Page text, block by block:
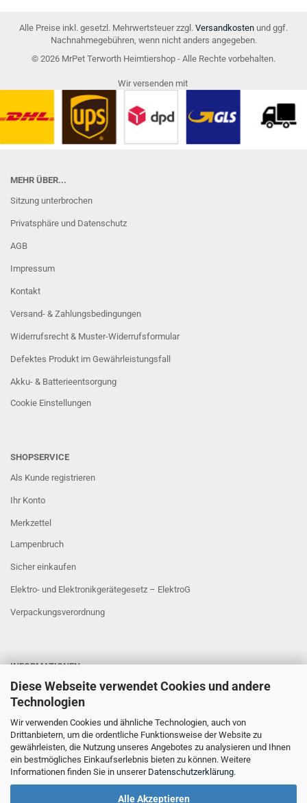
Diese Webseite verwendet Cookies und andere
Technologien
Wir verwenden Cookies und ähnliche Technologien, auch von
Drittanbietern, um die ordentliche Funktionsweise der Website zu
gewährleisten, die Nutzung unseres Angebotes zu analysieren und Ihnen
ein bestmögliches Einkaufserlebnis bieten zu können. Weitere
Informationen finden Sie in unserer Datenschutzerklärung.
Alle Akzeptieren
Alle Preise inkl. gesetzl. Mehrwertsteuer zzgl. Versandkosten und ggf.
Nachnahmegebühren, wenn nicht anders angegeben.
© 2026 MrPet Terworth Heimtiershop - Alle Rechte vorbehalten.
Wir versenden mit
MEHR ÜBER...
Sitzung unterbrochen
Privatsphäre und Datenschutz
AGB
Impressum
Kontakt
Versand- & Zahlungsbedingungen
Widerrufsrecht & Muster-Widerrufsformular
Defektes Produkt im Gewährleistungsfall
Akku- & Batterieentsorgung
Cookie Einstellungen
SHOPSERVICE
Als Kunde registrieren
Ihr Konto
Merkzettel
Lampenbruch
Sicher einkaufen
Elektro- und Elektronikgerätegesetz – ElektroG
Verpackungsverordnung
INFORMATIONEN
Sicher Einkaufen